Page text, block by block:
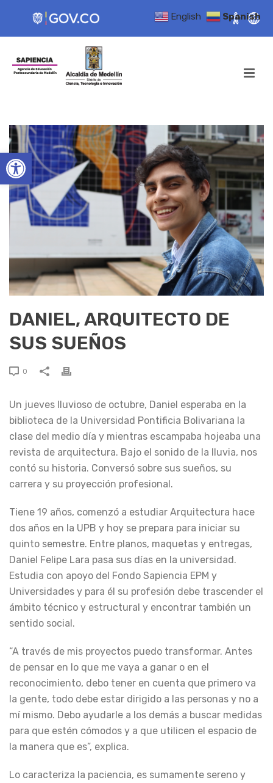
Open toolbar
DANIEL, ARQUITECTO DE
SUS SUEÑOS
0
Un jueves lluvioso de octubre, Daniel esperaba en la
biblioteca de la Universidad Pontificia Bolivariana la
clase del medio día y mientras escampaba hojeaba una
revista de arquitectura. Bajo el sonido de la lluvia, nos
contó su historia. Conversó sobre sus sueños, su
carrera y su proyección profesional.
Tiene 19 años, comenzó a estudiar Arquitectura hace
dos años en la UPB y hoy se prepara para iniciar su
quinto semestre. Entre planos, maquetas y entregas,
Daniel Felipe Lara pasa sus días en la universidad.
Estudia con apoyo del Fondo Sapiencia EPM y
Universidades y para él su profesión debe trascender el
ámbito técnico y estructural y encontrar también un
sentido social.
“A través de mis proyectos puedo transformar. Antes
de pensar en lo que me vaya a ganar o en el
reconocimiento, debo tener en cuenta que primero va
la gente, todo debe estar dirigido a las personas y no a
mí mismo. Debo ayudarle a los demás a buscar medidas
para que estén cómodos y a que utilicen el espacio de
la manera que es”, explica.
Lo caracteriza la paciencia, es sumamente sereno y
English Spanish